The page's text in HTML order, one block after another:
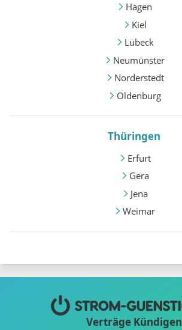
Hagen
Kiel
Lübeck
Neumünster
Norderstedt
Oldenburg
Thüringen
Erfurt
Gera
Jena
Weimar
Verträge Kündigen